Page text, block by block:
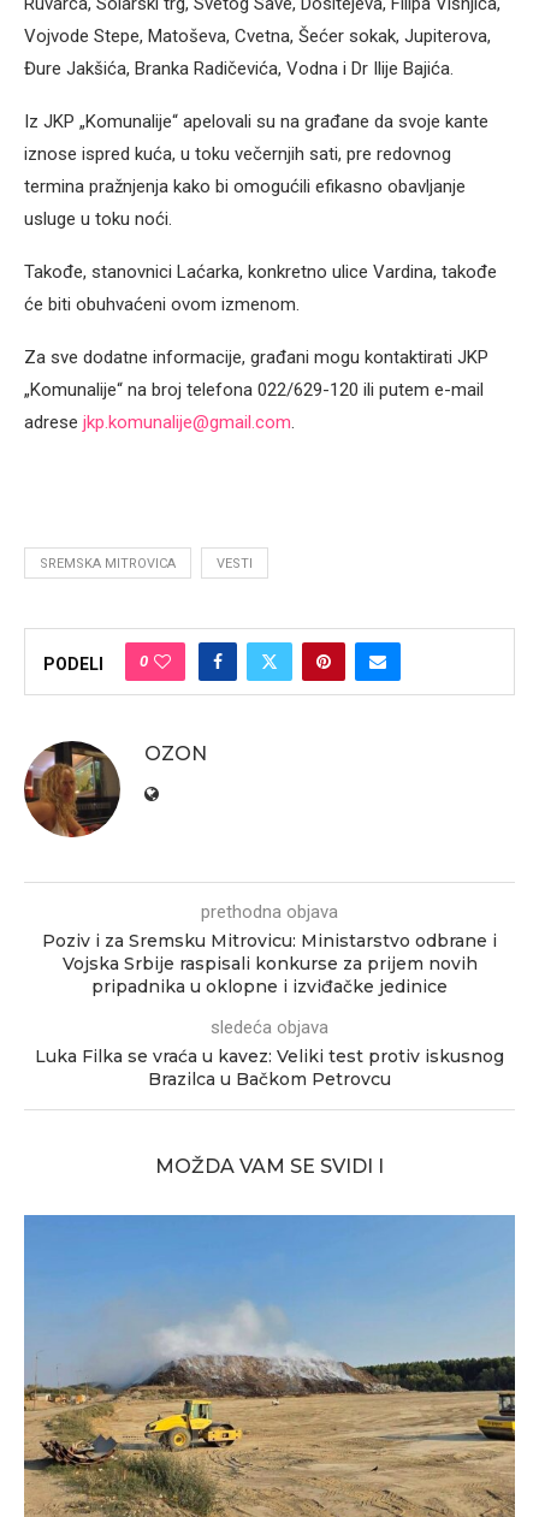
Vojvode Stepe, Matoševa, Cvetna, Šećer sokak, Jupiterova,
Đure Jakšića, Branka Radičevića, Vodna i Dr Ilije Bajića.
Iz JKP „Komunalije“ apelovali su na građane da svoje kante
iznose ispred kuća, u toku večernjih sati, pre redovnog
termina pražnjenja kako bi omogućili efikasno obavljanje
usluge u toku noći.
Takođe, stanovnici Laćarka, konkretno ulice Vardina, takođe
će biti obuhvaćeni ovom izmenom.
Za sve dodatne informacije, građani mogu kontaktirati JKP
„Komunalije“ na broj telefona 022/629-120 ili putem e-mail
adrese jkp.komunalije@gmail.com.
SREMSKA MITROVICA VESTI
PODELI 0
OZON
prethodna objava
Poziv i za Sremsku Mitrovicu: Ministarstvo odbrane i
Vojska Srbije raspisali konkurse za prijem novih
pripadnika u oklopne i izviđačke jedinice
sledeća objava
Luka Filka se vraća u kavez: Veliki test protiv iskusnog
Brazilca u Bačkom Petrovcu
MOŽDA VAM SE SVIDI I